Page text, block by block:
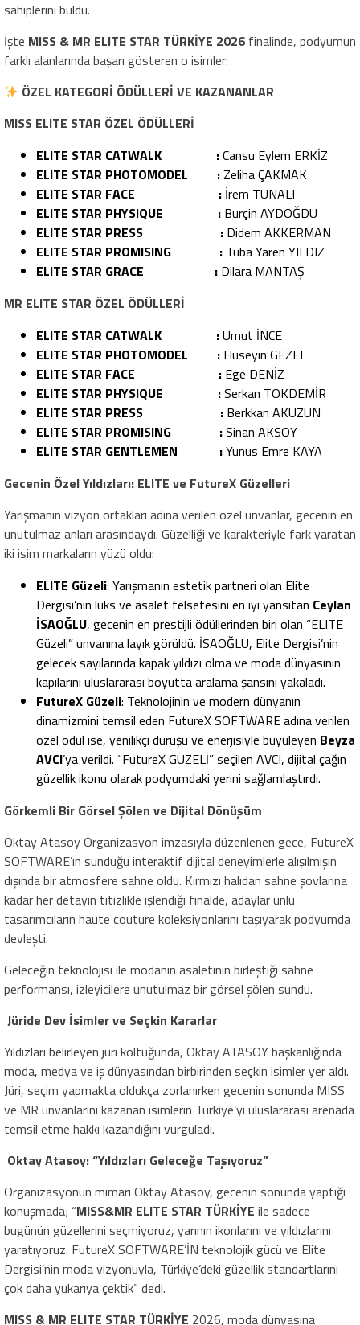
sahiplerini buldu.
İşte MISS & MR ELITE STAR TÜRKİYE 2026 finalinde, podyumun
farklı alanlarında başarı gösteren o isimler:
ÖZEL KATEGORİ ÖDÜLLERİ VE KAZANANLAR
MISS ELITE STAR ÖZEL ÖDÜLLERİ
ELITE STAR CATWALK :Cansu Eylem ERKİZ
ELITE STAR PHOTOMODEL :Zeliha ÇAKMAK
ELITE STAR FACE : İrem TUNALI
ELITE STAR PHYSIQUE : Burçin AYDOĞDU
ELITE STAR PRESS : Didem AKKERMAN
ELITE STAR PROMISING : Tuba Yaren YILDIZ
ELITE STAR GRACE : Dilara MANTAŞ
MR ELITE STAR ÖZEL ÖDÜLLERİ
ELITE STAR CATWALK :Umut İNCE
ELITE STAR PHOTOMODEL : Hüseyin GEZEL
ELITE STAR FACE : Ege DENİZ
ELITE STAR PHYSIQUE :Serkan TOKDEMİR
ELITE STAR PRESS : Berkkan AKUZUN
ELITE STAR PROMISING :Sinan AKSOY
ELITE STAR GENTLEMEN :Yunus Emre KAYA
Gecenin Özel Yıldızları: ELITE ve FutureX Güzelleri
Yarışmanın vizyon ortakları adına verilen özel unvanlar, gecenin en
unutulmaz anları arasındaydı. Güzelliği ve karakteriyle fark yaratan
iki isim markaların yüzü oldu:
ELITE Güzeli: Yarışmanın estetik partneri olan Elite
Dergisi’nin lüks ve asalet felsefesini en iyi yansıtan Ceylan
İSAOĞLU, gecenin en prestijli ödüllerinden biri olan “ELITE
Güzeli” unvanına layık görüldü. İSAOĞLU, Elite Dergisi’nin
gelecek sayılarında kapak yıldızı olma ve moda dünyasının
kapılarını uluslararası boyutta aralama şansını yakaladı.
FutureX Güzeli: Teknolojinin ve modern dünyanın
dinamizmini temsil eden FutureX SOFTWARE adına verilen
özel ödül ise, yenilikçi duruşu ve enerjisiyle büyüleyen Beyza
AVCI’ya verildi. “FutureX GÜZELİ” seçilen AVCI, dijital çağın
güzellik ikonu olarak podyumdaki yerini sağlamlaştırdı.
Görkemli Bir Görsel Şölen ve Dijital Dönüşüm
Oktay Atasoy Organizasyon imzasıyla düzenlenen gece, FutureX
SOFTWARE’ın sunduğu interaktif dijital deneyimlerle alışılmışın
dışında bir atmosfere sahne oldu. Kırmızı halıdan sahne şovlarına
kadar her detayın titizlikle işlendiği finalde, adaylar ünlü
tasarımcıların haute couture koleksiyonlarını taşıyarak podyumda
devleşti.
Geleceğin teknolojisi ile modanın asaletinin birleştiği sahne
performansı, izleyicilere unutulmaz bir görsel şölen sundu.
Jüride Dev İsimler ve Seçkin Kararlar
Yıldızları belirleyen jüri koltuğunda, Oktay ATASOY başkanlığında
moda, medya ve iş dünyasından birbirinden seçkin isimler yer aldı.
Jüri, seçim yapmakta oldukça zorlanırken gecenin sonunda MISS
ve MR unvanlarını kazanan isimlerin Türkiye’yi uluslararası arenada
temsil etme hakkı kazandığını vurguladı.
Oktay Atasoy: “Yıldızları Geleceğe Taşıyoruz”
Organizasyonun mimarı Oktay Atasoy, gecenin sonunda yaptığı
konuşmada; “MISS&MR ELITE STAR TÜRKİYE ile sadece
bugünün güzellerini seçmiyoruz, yarının ikonlarını ve yıldızlarını
yaratıyoruz. FutureX SOFTWARE’İN teknolojik gücü ve Elite
Dergisi’nin moda vizyonuyla, Türkiye’deki güzellik standartlarını
çok daha yukarıya çektik” dedi.
MISS & MR ELITE STAR TÜRKİYE 2026, moda dünyasına